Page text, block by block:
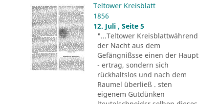
Teltower Kreisblatt
1856
12. Juli , Seite 5
"...Teltower Kreisblattwährend
der Nacht aus dem
Gefängnißsse einen der Haupt
- ertrag, sondern sich
rückhaltslos und nach dem
Raumel überließ . sten
eigenem Gutdünken